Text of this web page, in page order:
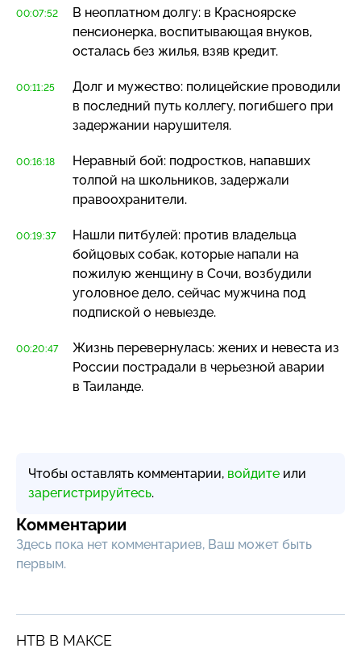
00:07:52
В неоплатном долгу: в Красноярске
пенсионерка, воспитывающая внуков,
осталась без жилья, взяв кредит.
00:11:25
Долг и мужество: полицейские проводили
в последний путь коллегу, погибшего при
задержании нарушителя.
00:16:18
Неравный бой: подростков, напавших
толпой на школьников, задержали
правоохранители.
00:19:37
Нашли питбулей: против владельца
бойцовых собак, которые напали на
пожилую женщину в Сочи, возбудили
уголовное дело, сейчас мужчина под
подпиской о невыезде.
00:20:47
Жизнь перевернулась: жених и невеста из
России пострадали в черьезной аварии
в Таиланде.
Чтобы оставлять комментарии, войдите или
зарегистрируйтесь.
Комментарии
Здесь пока нет комментариев, Ваш может быть
первым.
НТВ В МАКСЕ